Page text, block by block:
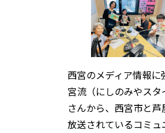
西宮のメディア情報に
宮流（にしのみやスタ
さんから、西宮市と芦
放送されているコミュ